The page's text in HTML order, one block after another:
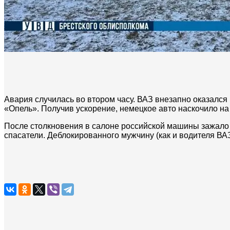
Авария случилась во втором часу. ВАЗ внезапно
«Опель». Получив ускорение, немецкое авто наскочило
После столкновения в салоне российской машины
спасатели. Деблокированного мужчину (как и водителя